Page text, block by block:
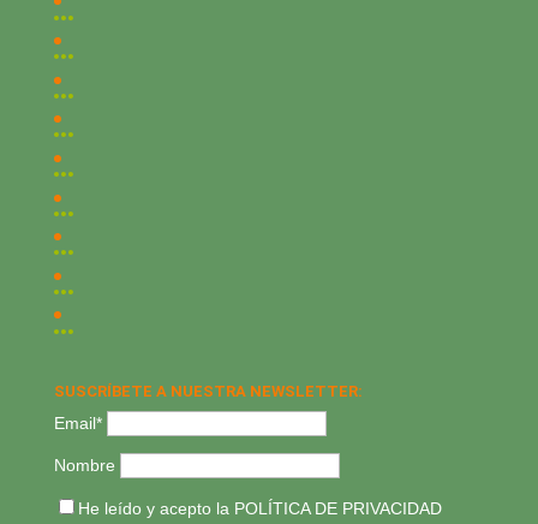
SUSCRÍBETE A NUESTRA NEWSLETTER:
Email*
Nombre
He leído y acepto la POLÍTICA DE PRIVACIDAD